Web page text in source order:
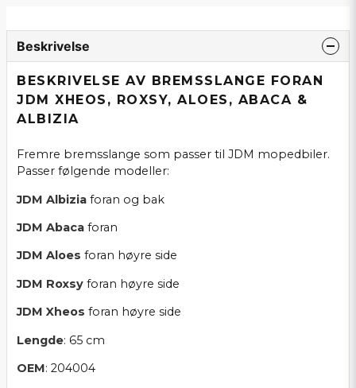
Beskrivelse
BESKRIVELSE AV BREMSSLANGE FORAN
JDM XHEOS, ROXSY, ALOES, ABACA &
ALBIZIA
Fremre bremsslange som passer til JDM mopedbiler.
Passer følgende modeller:
JDM Albizia foran og bak
JDM Abaca foran
JDM Aloes foran høyre side
JDM Roxsy foran høyre side
JDM Xheos foran høyre side
Lengde: 65 cm
OEM: 204004